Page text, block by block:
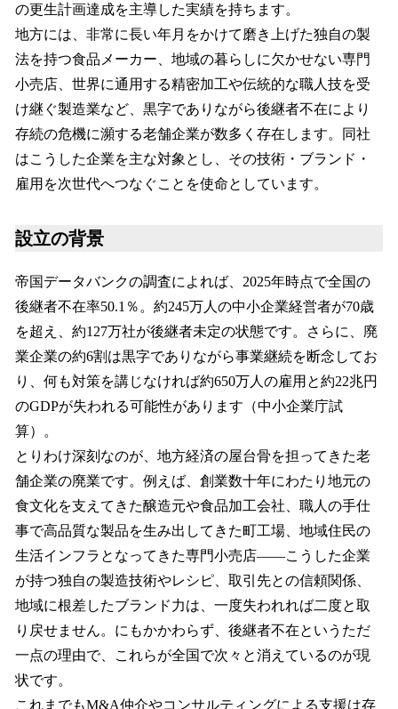
の更生計画達成を主導した実績を持ちます。
地方には、非常に長い年月をかけて磨き上げた独自の製
法を持つ食品メーカー、地域の暮らしに欠かせない専門
小売店、世界に通用する精密加工や伝統的な職人技を受
け継ぐ製造業など、黒字でありながら後継者不在により
存続の危機に瀕する老舗企業が数多く存在します。同社
はこうした企業を主な対象とし、その技術・ブランド・
雇用を次世代へつなぐことを使命としています。
設立の背景
帝国データバンクの調査によれば、2025年時点で全国の
後継者不在率50.1％。約245万人の中小企業経営者が70歳
を超え、約127万社が後継者未定の状態です。さらに、廃
業企業の約6割は黒字でありながら事業継続を断念してお
り、何も対策を講じなければ約650万人の雇用と約22兆円
のGDPが失われる可能性があります（中小企業庁試
算）。
とりわけ深刻なのが、地方経済の屋台骨を担ってきた老
舗企業の廃業です。例えば、創業数十年にわたり地元の
食文化を支えてきた醸造元や食品加工会社、職人の手仕
事で高品質な製品を生み出してきた町工場、地域住民の
生活インフラとなってきた専門小売店——こうした企業
が持つ独自の製造技術やレシピ、取引先との信頼関係、
地域に根差したブランド力は、一度失われれば二度と取
り戻せません。にもかかわらず、後継者不在というただ
一点の理由で、これらが全国で次々と消えているのが現
状です。
これまでもM&A仲介やコンサルティングによる支援は存